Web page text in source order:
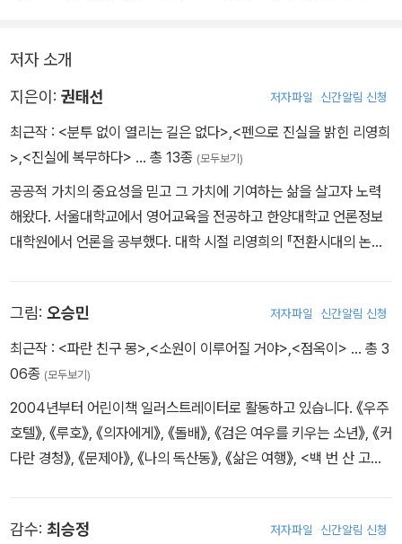
의 고통을 외면하고 가진 자의 편에 섰던 교회의 과거를 공개적으로
반성하고, 잘못된 것을 하나씩 바꿔 가는 용기를 보여 주었습니다. 이
길'을 만나게 될 것입니다.
저자 소개
지은이: 권태선 저자파일 신간알림 신청
최근작 : <분투 없이 열리는 길은 없다>,<펜으로 진실을 밝힌 리영희
>,<진실에 복무하다> … 총 13종 (모두보기)
공공적 가치의 중요성을 믿고 그 가치에 기여하는 삶을 살고자 노력
해왔다. 서울대학교에서 영어교육을 전공하고 한양대학교 언론정보
대학원에서 언론을 공부했다. 대학 시절 리영희의 『전환시대의 논리』
환 쿠데타 세력의 언론탄압에 저항하다가 1980년 한국일보사에서
강제 해직된 후 권력과 자본에서 독립한 새 신문 『한겨레』의 창간 작
업에 참여했다. 『한겨레』에서 중앙일간지 최초로 여성 편집국장 시대
사가 된 이후 KBS 시청자위원장을 거쳐 2021년부터 방송문화진흥
회 이사장으로 일하며 공영방송이 제자리를 잡는 데 기여하고자 했
다. 시민운동에도 참여해 인권재단 이사, 환경운동연합 공동대표, 리
영희재단 이사장, 시민사회발전위원장 등을 역임했다. 지은 책으로
『진실에 복무하다, 리영희 평전』, 『마틴 루터 킹』, 『헬렌 켈러』, 『프란
그림: 오승민 저자파일 신간알림 신청
최근작 : <파란 친구 몽>,<소원이 이루어질 거야>,<점옥이> … 총 3
06종 (모두보기)
2004년부터 어린이책 일러스트레이터로 활동하고 있습니다. 《우주
호텔》, 《루호》, 《의자에게》, 《돌배》, 《검은 여우를 키우는 소년》, 《커
다란 경청》, 《문제아》, 《나의 독산동》, 《삶은 여행》, <백 번 산 고양
다.
감수: 최승정 저자파일 신간알림 신청